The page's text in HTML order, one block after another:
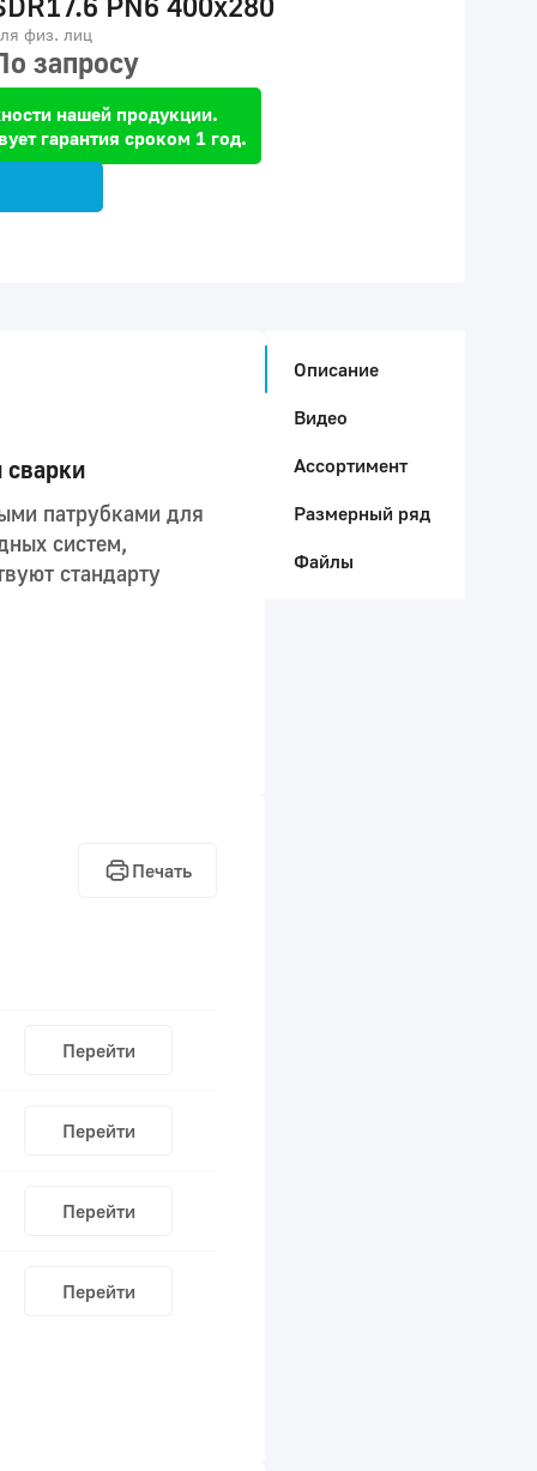
физ. лиц
запросу
нашей продукции.
гарантия сроком 1 год.
патрубками для
систем,
стандарту
Печать
Перейти
Перейти
Перейти
Перейти
Описание
Видео
Ассортимент
Размерный ряд
Файлы